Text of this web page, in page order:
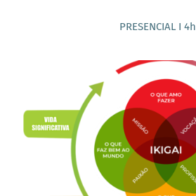
PRESENCIAL I 4h